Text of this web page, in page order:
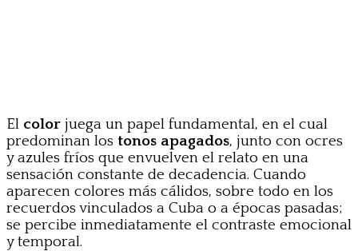
El color juega un papel fundamental, en el cual
predominan los tonos apagados, junto con ocres
y azules fríos que envuelven el relato en una
sensación constante de decadencia. Cuando
aparecen colores más cálidos, sobre todo en los
recuerdos vinculados a Cuba o a épocas pasadas;
se percibe inmediatamente el contraste emocional
y temporal.